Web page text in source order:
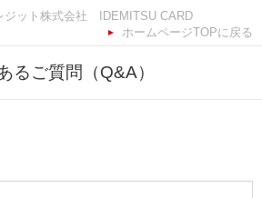
ホームページTOPに戻る
るご質問（Q&A）